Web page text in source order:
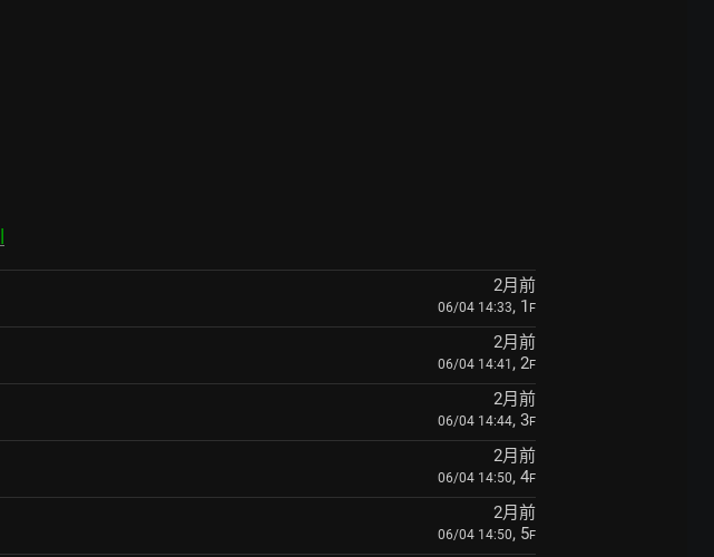
2月前
06/04 14:33, 1 F
2月前
06/04 14:41 , 2F
2月前
06/04 14:44, 3F
2月前
06/04 14:50, 4F
2月前
06/04 14:50, 5F